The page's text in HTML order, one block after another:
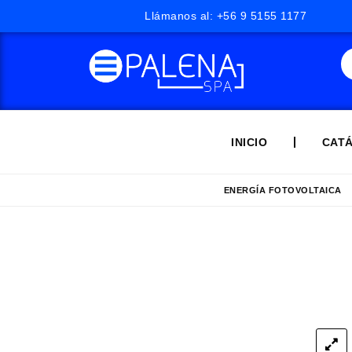
Llámanos al: +56 9 5155 1177
INICIO
ENERGÍA FOTOVOLTAICA